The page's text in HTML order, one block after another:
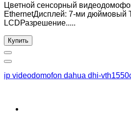
Цветной сенсорный
EthernetДисплей: 7-ми дюймовый
LCDРазрешение.....
Купить
ip videodomofon dahua dhi-